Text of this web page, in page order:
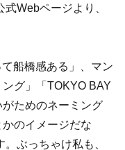
Webページより、
船橋感ある」、マン
グ」「TOKYO BAY
ためのネーミング
のイメージだな
ぶっちゃけ私も、